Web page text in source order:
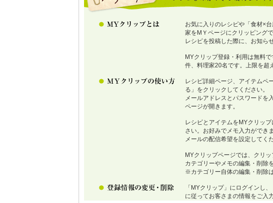
お気に入りのレシピや「食材×
家をMＹページにクリッピング
レシピを投稿した際に、お知ら
MYクリップ登録・利用は無料
件、料理家20名です。上限を超
レシピ詳細ページ、アイテムペ
る」をクリックしてください。
メールアドレスとパスワードを
ページが開きます。
レシピとアイテムをMYクリッ
さい。お好みでメモ入力ができ
メールの配信希望を設定してくだ
MYクリップページでは、クリ
カテゴリーやメモの編集・削除
※カテゴリー自体の編集・削除
「MYクリップ」にログインし
に従ってお客さまの情報をご入